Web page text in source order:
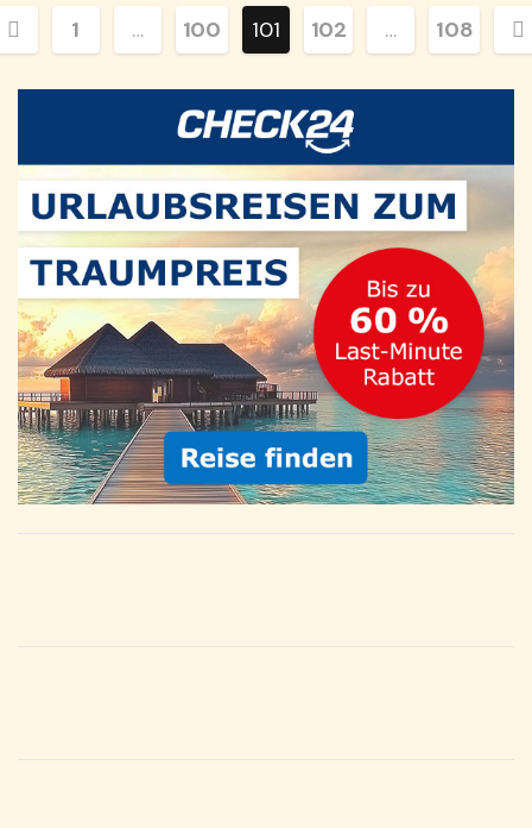
1 … 100 101 102 … 108